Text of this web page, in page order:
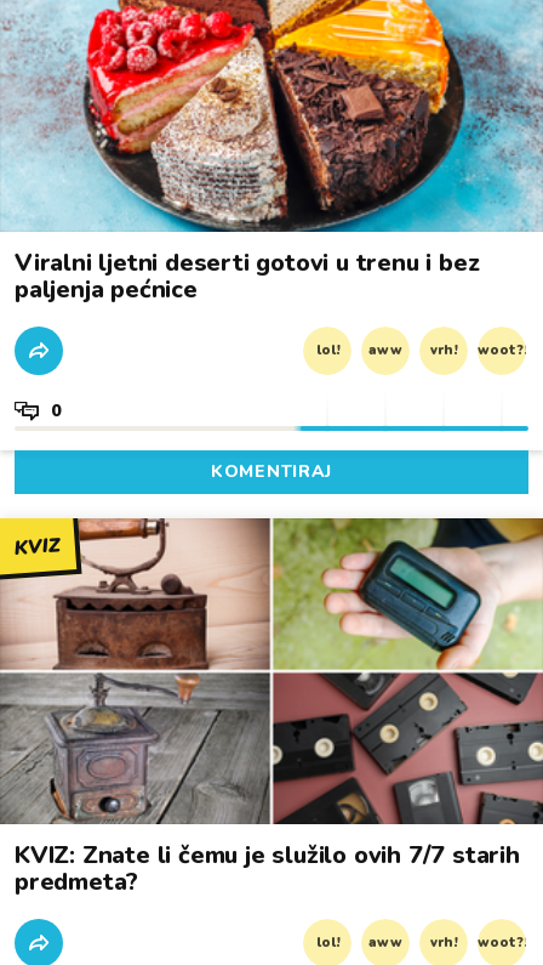
Viralni ljetni deserti gotovi u trenu i bez
paljenja pećnice
lol! aww vrh! woot?!
0
KOMENTIRAJ
KVIZ
KVIZ: Znate li čemu je služilo ovih 7/7 starih
predmeta?
lol! aww vrh! woot?!